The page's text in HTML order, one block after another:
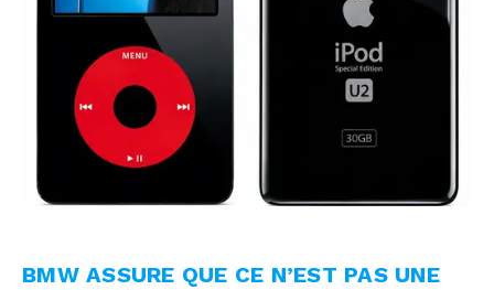
BMW ASSURE QUE CE N’EST PAS UNE